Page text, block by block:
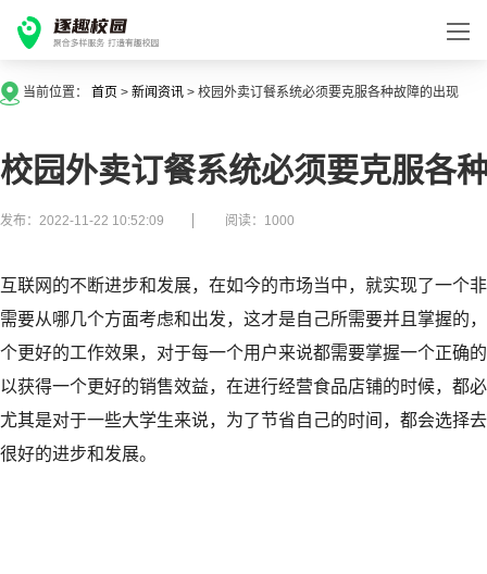
当前位置： 首页 > 新闻资讯 > 校园外卖订餐系统必须要克服各种故障的出现
校园外卖订餐系统必须要克服各
发布：2022-11-22 10:52:09 阅读：1000
互联网的不断进步和发展，在如今的市场当中，就实现了一个
需要从哪几个方面考虑和出发，这才是自己所需要并且掌握的
个更好的工作效果，对于每一个用户来说都需要掌握一个正确
以获得一个更好的销售效益，在进行经营食品店铺的时候，都
尤其是对于一些大学生来说，为了节省自己的时间，都会选择
很好的进步和发展。